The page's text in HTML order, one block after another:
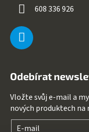
608 336 926
Odebírat
Vložte svůj e-mail a
nových produktech na
E-mail